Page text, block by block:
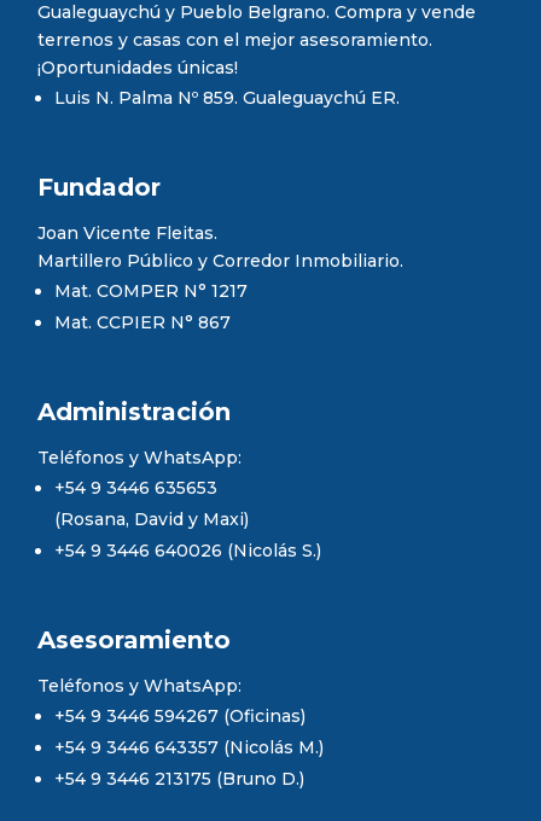
Gualeguaychú y Pueblo Belgrano. Compra y vende
terrenos y casas con el mejor asesoramiento.
¡Oportunidades únicas!
Luis N. Palma Nº 859. Gualeguaychú ER.
Fundador
Joan Vicente Fleitas.
Martillero Público y Corredor Inmobiliario.
Mat. COMPER N° 1217
Mat. CCPIER N° 867
Administración
Teléfonos y WhatsApp:
+54 9 3446 635653
(Rosana, David y Maxi)
+54 9 3446 640026 (Nicolás S.)
Asesoramiento
Teléfonos y WhatsApp:
+54 9 3446 594267 (Oficinas)
+54 9 3446 643357 (Nicolás M.)
+54 9 3446 213175 (Bruno D.)